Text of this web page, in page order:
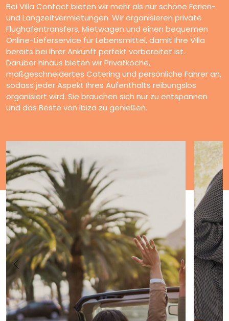
Bei Villa Contact bieten wir mehr als nur schöne Ferien-
und Langzeitvermietungen. Wir organisieren private
Flughafentransfers, Mietwagen und einen bequemen
Online-Lieferservice für Lebensmittel, damit Ihre Villa
bereits bei Ihrer Ankunft perfekt vorbereitet ist.
Darüber hinaus bieten wir Privatköche,
maßgeschneidertes Catering und persönliche Fahrer an,
sodass jeder Aspekt Ihres Aufenthalts reibungslos
organisiert wird. Sie brauchen sich nur zu entspannen
und das Beste von Ibiza zu genießen.